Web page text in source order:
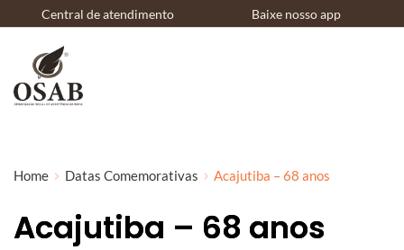
Central de atendimento Baixe nosso app
Home Datas Comemorativas Acajutiba – 68 anos
Acajutiba – 68 anos